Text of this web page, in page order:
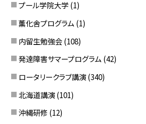
プール学院大学 (1)
薫化舎プログラム (1)
内留生勉強会 (108)
発達障害サマープログラム (42)
ロータリークラブ講演 (340)
北海道講演 (101)
沖縄研修 (12)